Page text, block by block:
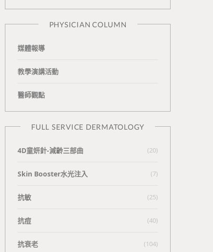
n
e
PHYSICIAN COLUMN
媒體報導
教學演講活動
醫師觀點
FULL SERVICE DERMATOLOGY
4D童妍針-減齡三部曲 (20)
Skin Booster水光注入 (7)
抗敏 (25)
抗痘 (40)
抗衰老 (104)